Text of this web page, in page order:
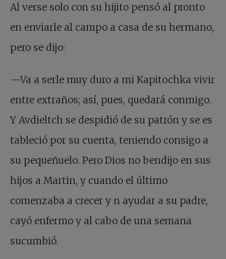
Al verse solo con su hijito pensó al pronto
en enviarle al campo a casa de su hermano,
pero se dijo:
—Va a serle muy duro a mi Kapitochka vivir
entre extraños; así, pues, quedará conmigo.
Y Avdieltch se despidió de su patrón y se es
tableció por su cuenta, teniendo consigo a
su pequeñuelo. Pero Dios no bendijo en sus
hijos a Martin, y cuando el último
comenzaba a crecer y n ayudar a su padre,
cayó enfermo y al cabo de una semana
sucumbió.